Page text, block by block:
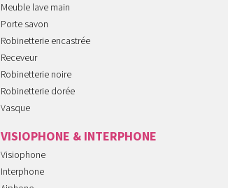
Meuble lave main
Porte savon
Robinetterie encastrée
Receveur
Robinetterie noire
Robinetterie dorée
Vasque
VISIOPHONE & INTERPHONE
Visiophone
Interphone